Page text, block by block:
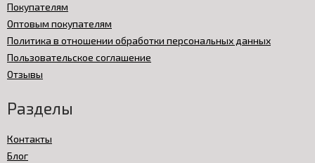
Покупателям
Оптовым покупателям
Политика в отношении обработки персональных данных
Пользовательское соглашение
Отзывы
Разделы
Контакты
Блог